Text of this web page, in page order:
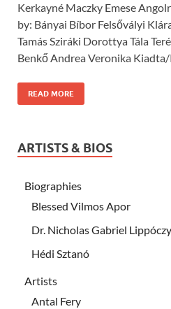
Kerkayné Maczky Emese
by: Bányai Bíbor Felsővályi
Tamás Sziráki Dorottya Tála
Benkő Andrea Veronika
READ MORE
ARTISTS & BIOS
Biographies
Blessed Vilmos Apor
Dr. Nicholas Gabriel Lippóczy
Hédi Sztanó
Artists
Antal Fery